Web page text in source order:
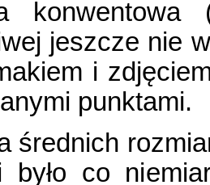
konwentowa
jeszcze nie
i
punktami.
średnich
było co